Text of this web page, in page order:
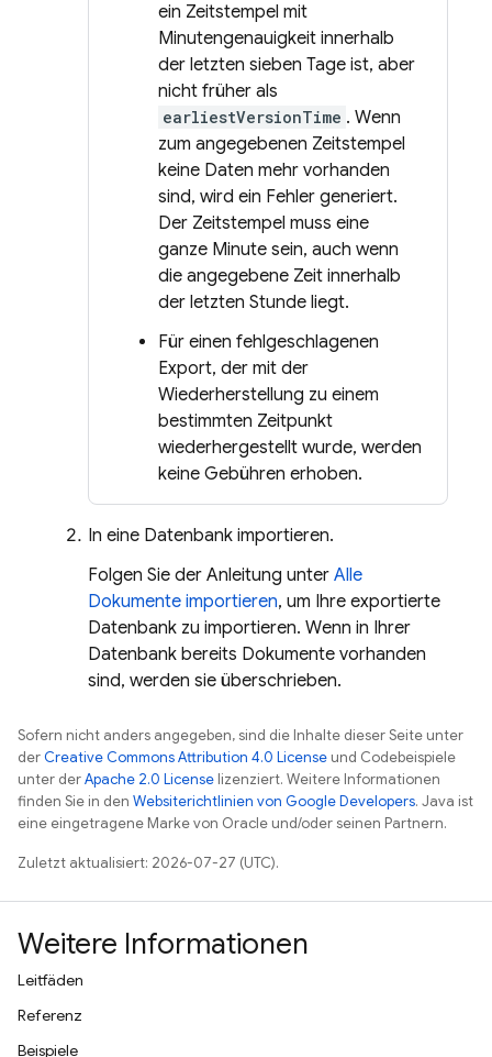
ein Zeitstempel mit
Minutengenauigkeit innerhalb
der letzten sieben Tage ist, aber
nicht früher als
earliestVersionTime . Wenn
zum angegebenen Zeitstempel
keine Daten mehr vorhanden
sind, wird ein Fehler generiert.
Der Zeitstempel muss eine
ganze Minute sein, auch wenn
die angegebene Zeit innerhalb
der letzten Stunde liegt.
Für einen fehlgeschlagenen
Export, der mit der
Wiederherstellung zu einem
bestimmten Zeitpunkt
wiederhergestellt wurde, werden
keine Gebühren erhoben.
In eine Datenbank importieren.
Folgen Sie der Anleitung unter Alle
Dokumente importieren, um Ihre exportierte
Datenbank zu importieren. Wenn in Ihrer
Datenbank bereits Dokumente vorhanden
sind, werden sie überschrieben.
Sofern nicht anders angegeben, sind die Inhalte dieser Seite unter
derCreative Commons Attribution 4.0 License und Codebeispiele
unter derApache 2.0 License lizenziert. Weitere Informationen
finden Sie in den Websiterichtlinien von Google Developers. Java ist
eine eingetragene Marke von Oracle und/oder seinen Partnern.
Zuletzt aktualisiert: 2026-07-27 (UTC).
Weitere Informationen
Leitfäden
Referenz
Beispiele